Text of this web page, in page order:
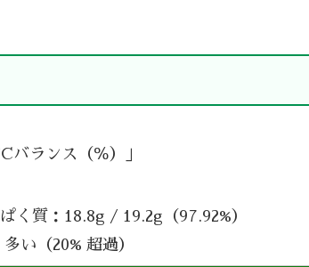
バランス（％）」
く質：18.8g / 19.2g（97.92%）
い（20% 超過）